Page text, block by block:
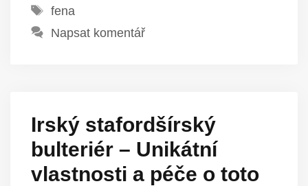
Štítky
fena
Napsat komentář
Irský stafordšírský
bulteriér – Unikátní
vlastnosti a péče o toto